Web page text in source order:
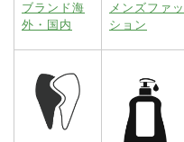
ブランド海
外・国内
メンズファッ
ション